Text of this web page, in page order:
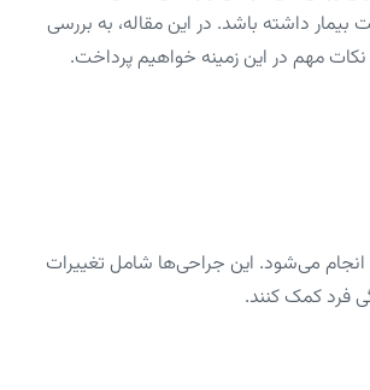
بیمار داشته باشد. در این مقاله، به بررسی
نکات مهم در این زمینه خواهیم پرداخت.
می‌شود. این جراحی‌ها شامل تغییرات
فرد کمک کنند.